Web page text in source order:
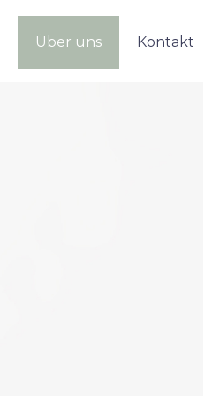
Über uns Kontakt